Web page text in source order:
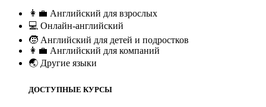
👩‍💼 Английский для взрослых
💻 Онлайн-английский
🧒 Английский для детей и подростков
👩‍💼 Английский для компаний
🌏 Другие языки
ДОСТУПНЫЕ КУРСЫ